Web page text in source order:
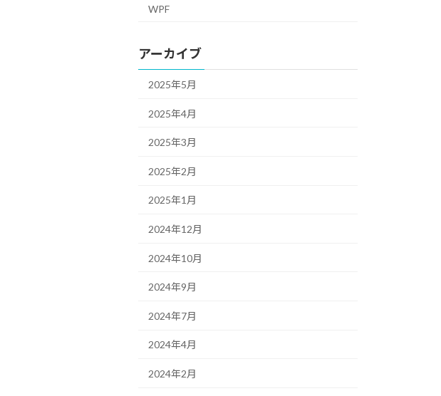
WPF
アーカイブ
2025年5月
2025年4月
2025年3月
2025年2月
2025年1月
2024年12月
2024年10月
2024年9月
2024年7月
2024年4月
2024年2月